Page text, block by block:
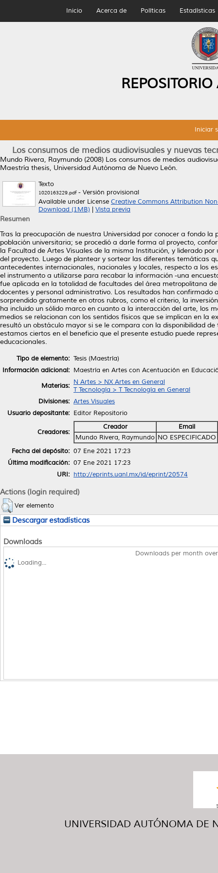
Inicio Acerca de Políticas Estadísticas
Iniciar
Los consumos de medios audiovisuales y nuevas
Mundo Rivera, Raymundo (2008) Los consumos de medios
Maestría thesis, Universidad Autónoma de Nuevo León.
Texto
1020163229.pdf- Versión provisional
Available under License Creative Commons Attribution
Download (1MB)
Vista previa
Resumen
Tras la preocupación de nuestra Universidad por conocer a fondo
población universitaria; se procedió a darle forma al proyecto,
la Facultad de Artes Visuales de la misma Institución, y liderado
del proyecto. Luego de plantear y sortear las diferentes temáticas
antecedentes internacionales, nacionales y locales, respecto a los
el instrumento a utilizarse para recabar la información -una
fue aplicada en la totalidad de facultades del área metropolitana
docentes y personal administrativo. Los resultados han confirmado
sorprendido gratamente en otros rubros, como el criterio, la
ha incluido un sólido marco en cuanto a la interacción del arte, los
medios se relacionan con los sentidos físicos que se implican en la
resultó un obstáculo mayor si se le compara con la disponibilidad
estamos ciertos en el beneficio que el presente estudio puede
educacionales.
Tipo de elemento: Tesis (Maestría)
Información adicional: Maestría en Artes con Acentuación en
Materias: N Artes > NX Artes en General
T Tecnología > T Tecnología en General
Divisiones: Artes Visuales
Usuario depositante: Editor Repositorio
Creadores:
Creador
Email
Mundo Rivera, Raymundo NO ESPECIFICADO
Fecha del depósito: 07 Ene 2021 17:23
Última modificación: 07 Ene 2021 17:23
URI: http://eprints.uanl.mx/id/eprint/20574
Actions (login required)
Ver elemento
Descargar estadísticas
Downloads
Downloads per month
Loading...
UNIVERSIDAD AUTÓNOMA DE